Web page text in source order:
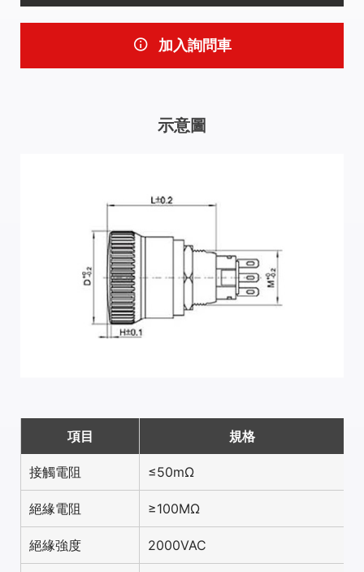
加入詢問車
示意圖
項目 規格
接觸電阻 ≤50mΩ
絕緣電阻 ≥100MΩ
絕緣強度 2000VAC